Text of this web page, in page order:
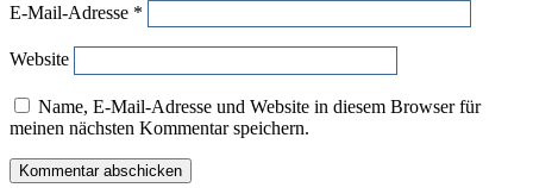
E-Mail-Adresse *
Website
Name, E-Mail-Adresse und Website in diesem Browser für
meinen nächsten Kommentar speichern.